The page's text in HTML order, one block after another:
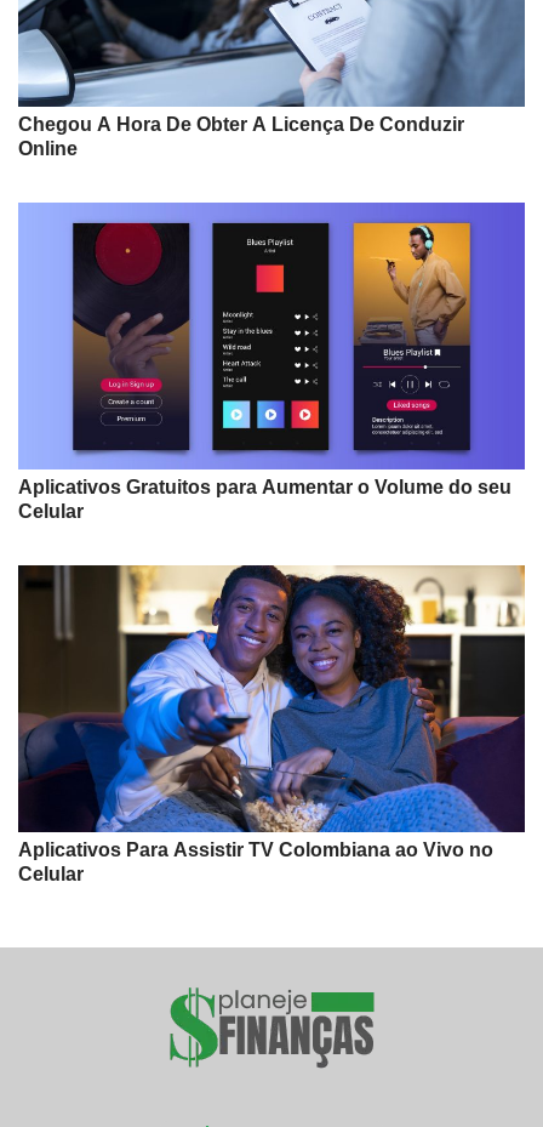
Chegou A Hora De Obter A Licença De Conduzir
Online
Aplicativos Gratuitos para Aumentar o Volume do seu
Celular
Aplicativos Para Assistir TV Colombiana ao Vivo no
Celular